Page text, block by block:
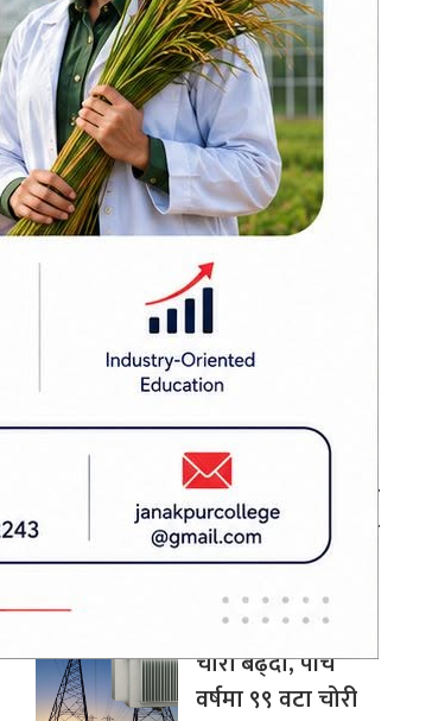
कोइराला निवास
मर्मतका लागि
सरकारले दिएको २
करोड शेखरले गरे
फिर्ता
करदाता प्रोत्साहन
कार्यक्रम सफल भए
अन्तर्राष्ट्रिय उदाहरण
बन्न सक्छ: अर्थमन्त्री
डा. वाग्ले
चीन–दक्षिण एसिया
सहकार्यमा नेपालले
पुलको भूमिका निर्वाह
गर्न सक्छ: परराष्ट्रमन्त्री
खनाल
मधेशमा ट्रान्सफर्मर
चोरी बढ्दो, पाँच
वर्षमा ९९ वटा चोरी